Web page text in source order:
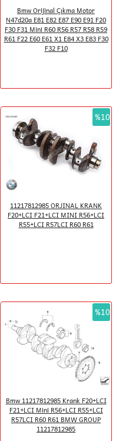
Bmw Orijinal Çıkma Motor
N47d20a E81 E82 E87 E90 E91 F20
F30 F31 Mini R60 R56 R57 R58 R59
R61 F22 E60 E61 X1 E84 X3 E83 F30
F32 F10
%10
11217812985 ORJINAL KRANK
F20+LCI F21+LCI MINI R56+LCI
R55+LCI R57LCI R60 R61
%10
Bmw 11217812985 Krank F20+LCI
F21+LCI Mini R56+LCI R55+LCI
R57LCI R60 R61 BMW GROUP
11217812985